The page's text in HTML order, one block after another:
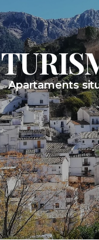
Apartaments